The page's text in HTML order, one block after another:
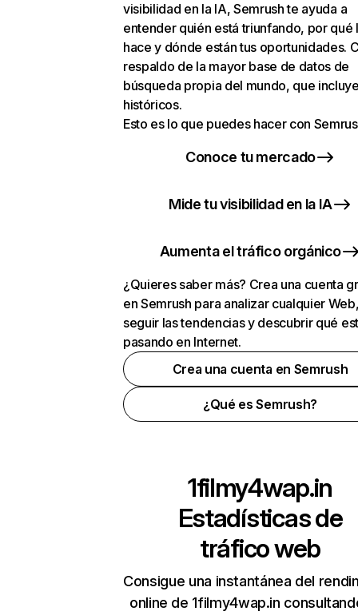
visibilidad en la IA, Semrush te ayuda a
entender quién está triunfando, por qué
hace y dónde están tus oportunidades.
respaldo de la mayor base de datos de
búsqueda propia del mundo, que
históricos.
Esto es lo que puedes hacer con
Conoce tu mercado
Mide tu visibilidad en la IA
Aumenta el tráfico orgánico
¿Quieres saber más? Crea una cuenta
en Semrush para analizar cualquier
seguir las tendencias y descubrir qué
pasando en Internet.
Crea una cuenta en Semrush
¿Qué es Semrush?
1filmy4wap.in
Estadísticas de
tráfico web
Consigue una instantánea del
online de 1filmy4wap.in